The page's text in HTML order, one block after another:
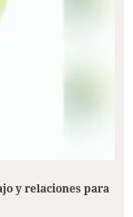
y relaciones para